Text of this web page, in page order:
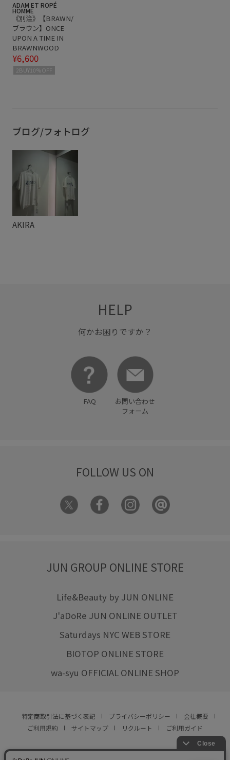
ADAM ET ROPÉ
HOMME
《別注》【BRAWN/
ブラウン】ONCE
UPON A TIME IN
BRAWNWOOD
¥6,600
2BUY10%OFF
ブログ/フォトログ
AKIRA
HELP
何かお困りですか？
FAQ
お問い合わせ
フォーム
FOLLOW US ON
JUN GROUP ONLINE STORE
Life&Beauty by JUN ONLINE
J'aDoRe JUN ONLINE OUTLET
Saturdays NYC WEB STORE
BIOTOP ONLINE STORE
wa-syu OFFICIAL ONLINE SHOP
特定商取引法に基づく表記 プライバシーポリシー
会社概要
ご利用規約
サイトマップ リクルート ご利用ガイド